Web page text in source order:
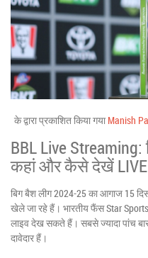
के द्वारा प्रकाशित किया गया Manish
BBL Live
कहां और कैसे देखें LIVE
बिग बैश लीग 2024-25 का आगाज 15
खेले जा रहे हैं। भारतीय फैंस Star
लाइव देख सकते हैं। सबसे ज्यादा पांच
दावेदार हैं।